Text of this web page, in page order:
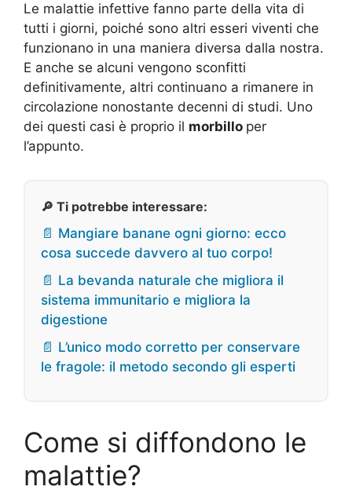
Le malattie infettive fanno parte della vita di
tutti i giorni, poiché sono altri esseri viventi che
funzionano in una maniera diversa dalla nostra.
E anche se alcuni vengono sconfitti
definitivamente, altri continuano a rimanere in
circolazione nonostante decenni di studi. Uno
dei questi casi è proprio il morbillo per
l’appunto.
🔎 Ti potrebbe interessare:
📄 Mangiare banane ogni giorno: ecco
cosa succede davvero al tuo corpo!
📄 La bevanda naturale che migliora il
sistema immunitario e migliora la
digestione
📄 L’unico modo corretto per conservare
le fragole: il metodo secondo gli esperti
Come si diffondono le
malattie?